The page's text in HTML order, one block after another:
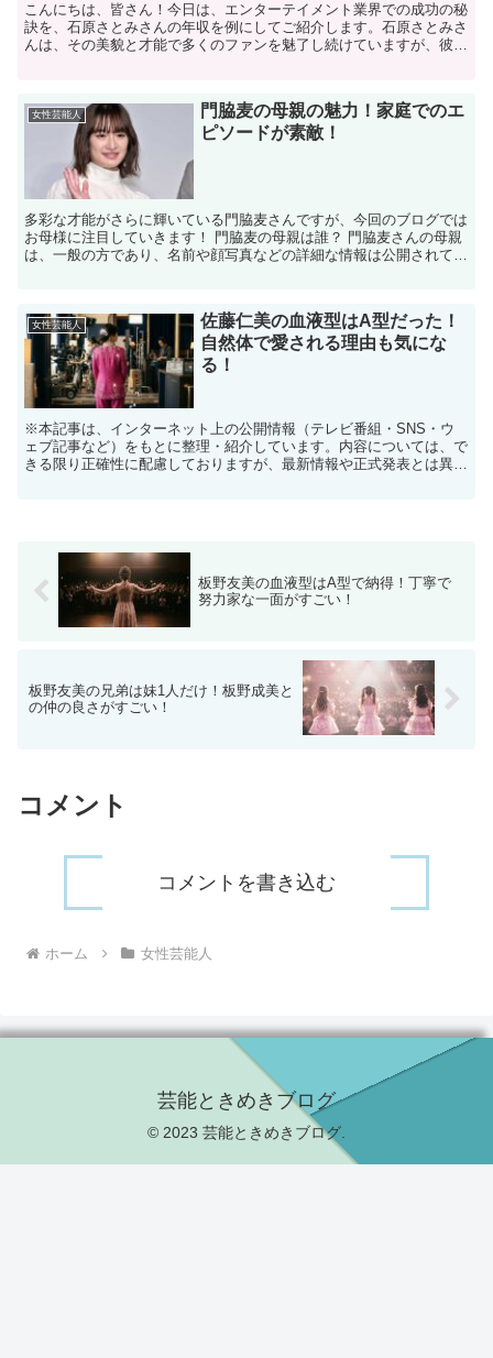
こんにちは、皆さん！今日は、エンターテイメント業界での成功の秘
訣を、石原さとみさんの年収を例にしてご紹介します。石原さとみさ
んは、その美貌と才能で多くのファンを魅了し続けていますが、彼女
女性芸能人
門脇麦の母親の魅力！家庭でのエ
ピソードが素敵！
多彩な才能がさらに輝いている門脇麦さんですが、今回のブログでは
お母様に注目していきます！ 門脇麦の母親は誰？ 門脇麦さんの母親
は、一般の方であり、名前や顔写真などの詳細な情報は公開されてい
女性芸能人
佐藤仁美の血液型はA型だった！
自然体で愛される理由も気にな
る！
※本記事は、インターネット上の公開情報（テレビ番組・SNS・ウ
ェブ記事など）をもとに整理・紹介しています。内容については、で
きる限り正確性に配慮しておりますが、最新情報や正式発表とは異な
板野友美の血液型はA型で納得！丁寧で
努力家な一面がすごい！
板野友美の兄弟は妹1人だけ！板野成美と
の仲の良さがすごい！
コメント
コメントを書き込む
ホーム 女性芸能人
芸能ときめきブログ
© 2023 芸能ときめきブログ.